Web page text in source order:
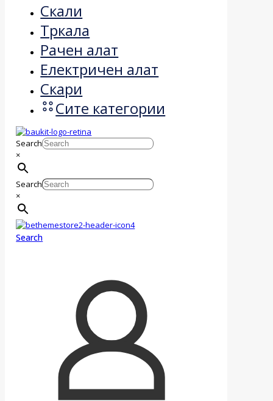
Скали
Тркала
Рачен алат
Електричен алат
Скари
Сите категории
Search
×
Search
×
Search